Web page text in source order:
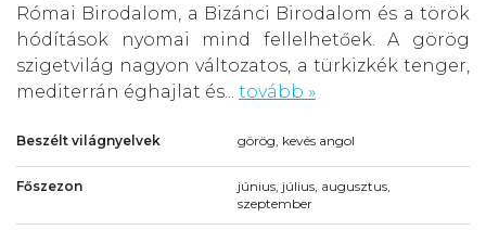
Római Birodalom, a Bizánci Birodalom és a török
hódítások nyomai mind fellelhetőek. A görög
szigetvilág nagyon változatos, a türkizkék tenger,
mediterrán éghajlat és... tovább »
Beszélt világnyelvek görög, kevés angol
Főszezon
június, július, augusztus,
szeptember